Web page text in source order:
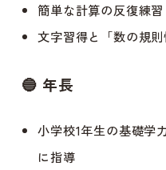
簡単な計算の反復練習
文字習得と「数の規
🔵 年長
小学校1年生の基礎学
に指導